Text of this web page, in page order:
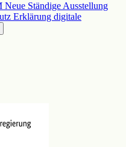
Neue Ständige Ausstellung
Erklärung digitale